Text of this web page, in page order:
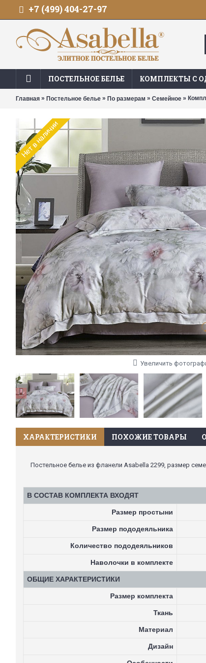
+7 (499) 404-27-97
ПОСТЕЛЬНОЕ БЕЛЬЕ КОМПЛЕКТЫ С
Главная » Постельное белье » По размерам » Семейное »
Нет в наличии
Увеличить
ХАРАКТЕРИСТИКИ ПОХОЖИЕ ТОВАРЫ
Постельное белье из фланели Asabella 2299, размер
В СОСТАВ КОМПЛЕКТА ВХОДЯТ
Размер простыни
Размер пододеяльника
Количество пододеяльников
Наволочки в комплекте
ОБЩИЕ ХАРАКТЕРИСТИКИ
Размер комплекта
Ткань
Материал
Дизайн